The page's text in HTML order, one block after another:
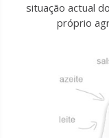
situação actual
próprio